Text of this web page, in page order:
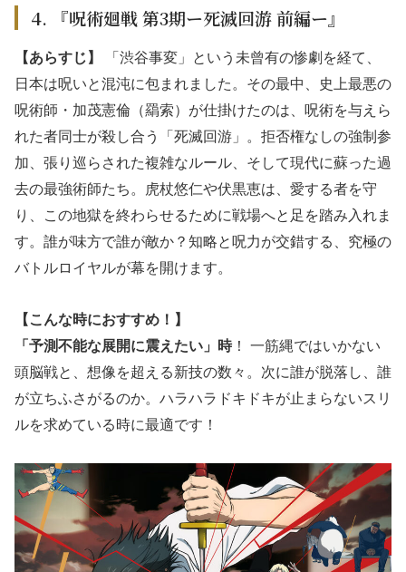
4. 『呪術廻戦 第3期ー死滅回游 前編ー』
【あらすじ】
「渋谷事変」という未曾有の惨劇を経て、
日本は呪いと混沌に包まれました。その最中、史上最悪の
呪術師・加茂憲倫（羂索）が仕掛けたのは、呪術を与えら
れた者同士が殺し合う「死滅回游」。拒否権なしの強制参
加、張り巡らされた複雑なルール、そして現代に蘇った過
去の最強術師たち。虎杖悠仁や伏黒恵は、愛する者を守
り、この地獄を終わらせるために戦場へと足を踏み入れま
す。誰が味方で誰が敵か？知略と呪力が交錯する、究極の
バトルロイヤルが幕を開けます。
【こんな時におすすめ！】
「予測不能な展開に震えたい」時 ！ 一筋縄ではいかない
頭脳戦と、想像を超える新技の数々。次に誰が脱落し、誰
が立ちふさがるのか。ハラハラドキドキが止まらないスリ
ルを求めている時に最適です！